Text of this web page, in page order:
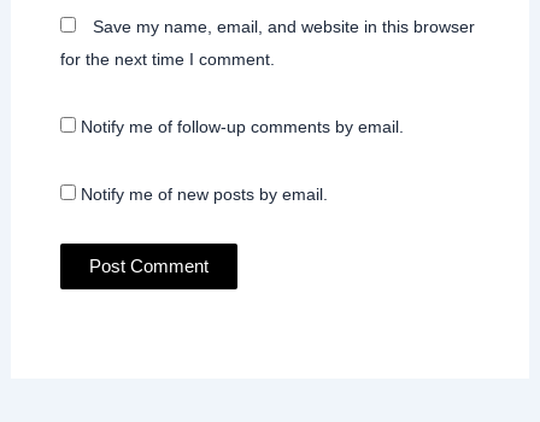
Save my name, email, and website in this browser
for the next time I comment.
Notify me of follow-up comments by email.
Notify me of new posts by email.